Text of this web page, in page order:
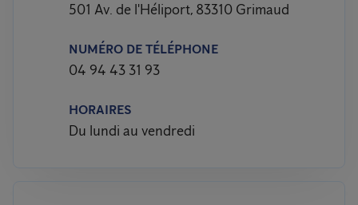
501 Av. de l'Héliport, 83310 Grimaud
NUMÉRO DE TÉLÉPHONE
04 94 43 31 93
HORAIRES
Du lundi au vendredi